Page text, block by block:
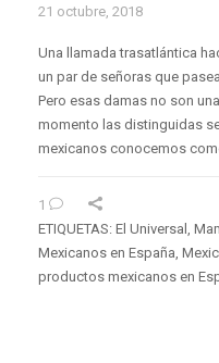
21 octubre, 2018
Una llamada trasatlántica
un par de señoras que
Pero esas damas no son
momento las distinguidas
mexicanos conocemos
1
ETIQUETAS: El Universal ,
Mexicanos en España,
productos mexicanos en